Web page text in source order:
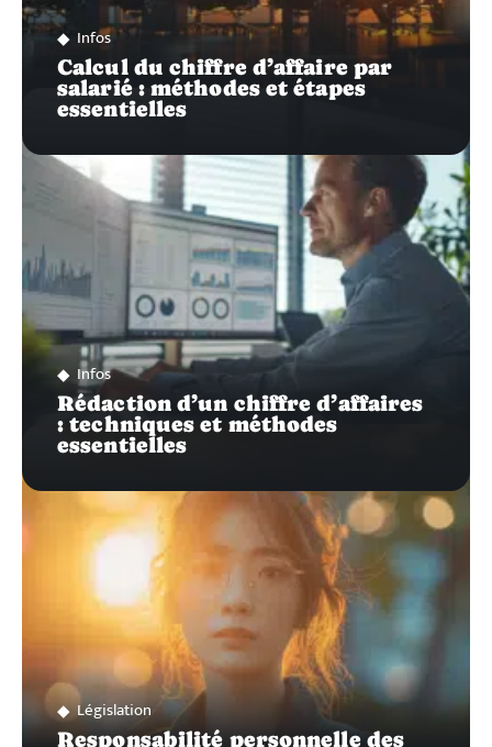
Infos
Calcul du chiffre d’affaire par
salarié : méthodes et étapes
essentielles
Infos
Rédaction d’un chiffre d’affaires
: techniques et méthodes
essentielles
Législation
Responsabilité personnelle des